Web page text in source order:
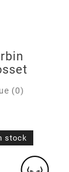
(0)
stock